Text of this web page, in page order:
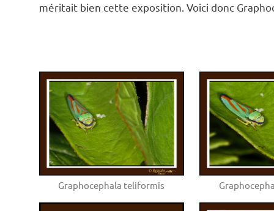
méritait bien cette exposition. Voici donc
Graphocephala teliformis